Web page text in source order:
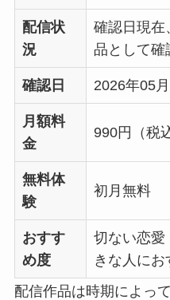
配信状
況
確認日現在
品として確
確認日 2026年05
月額料
金
990円（税
無料体
験
初月無料
おすす
め度
切ない恋愛
きな人にお
配信作品は時期によっ